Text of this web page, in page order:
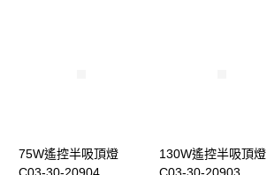
75W遙控半吸頂燈
130W遙控半吸頂燈